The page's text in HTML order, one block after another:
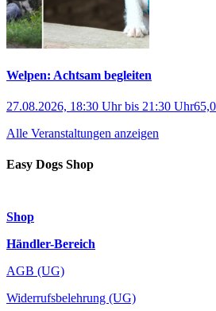
Welpen: Achtsam begleiten
27.08.2026, 18:30 Uhrbis 21:30 Uhr
Alle Veranstaltungen anzeigen
Easy Dogs Shop
Shop
Händler-Bereich
AGB (UG)
Widerrufsbelehrung (UG)